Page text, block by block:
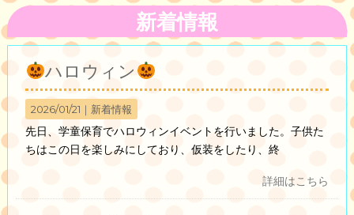
新着情報
ハロウィン
2026/01/21｜ 新着情報
先日、学童保育でハロウィンイベントを行いました。子供た
ちはこの日を楽しみにしており、仮装をしたり、終
詳細はこちら